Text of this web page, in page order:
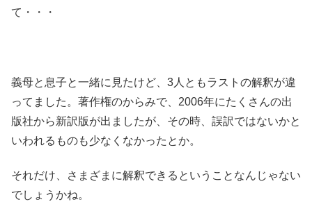
て・・・
義母と息子と一緒に見たけど、3人ともラストの解釈が違
ってました。著作権のからみで、2006年にたくさんの出
版社から新訳版が出ましたが、その時、誤訳ではないかと
いわれるものも少なくなかったとか。
それだけ、さまざまに解釈できるということなんじゃない
でしょうかね。